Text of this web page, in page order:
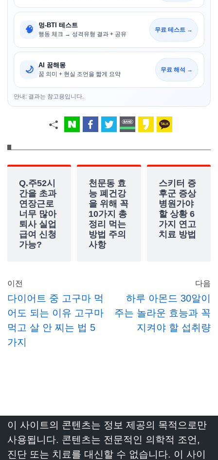
🧠 멍-BTI 테스트
행동 체크 → 성격유형 결과 + 공유
무료 테스트 →
🌙 AI 꿈해몽
꿈 의미 + 현실 조언을 짧게 요약
무료 해석 →
안내: 결과는 참고용입니다.
Q.주52시
간을 초과
연장근로
너무 많아
퇴사 실업
급여 신청
가능?
천문동 효
능 폐건강
을 위해 꼭
10가지 총
정리 먹는
방법 주의
사항
스키터 증
후군 증상
병원가야
할 상황 6
가지 연고
치료 방법
이전
다이어트 중 고구마 먹
어도 되는 이유 고구마
먹고 살 안 찌는 법 5
가지
다음
하루 아몬드 30알이
주는 놀라운 효능과 꼭
지켜야 할 섭취량
이 사이트의 콘텐츠는 정보 제공의 목적으로만
사용됩니다. 콘텐츠는 전문적인 의학적 조언,
진단 또는 치료를 대신할 수 없습니다. 이 사이